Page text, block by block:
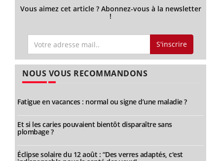
Vous aimez cet article ? Abonnez-vous à la newsletter
!
S'inscrire
NOUS VOUS RECOMMANDONS
Fatigue en vacances : normal ou signe d’une maladie ?
Et si les caries pouvaient bientôt disparaître sans
plombage ?
Éclipse solaire du 12 août : “Des verres adaptés, c'est